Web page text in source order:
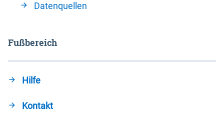
Datenquellen
Fußbereich
Hilfe
Kontakt